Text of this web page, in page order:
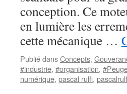
conception. Ce
en lumière les
cette mécanique …
Publié dansConcepts,
#industrie, #organisation,
numérique, pascal rulfi,